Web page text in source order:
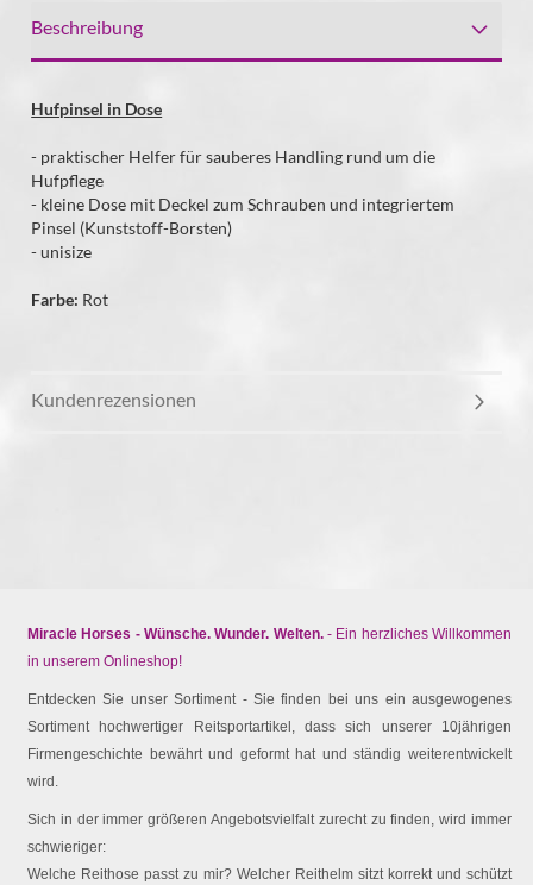
Beschreibung
Hufpinsel in Dose
- praktischer Helfer für sauberes Handling rund um die
Hufpflege
- kleine Dose mit Deckel zum Schrauben und integriertem
Pinsel (Kunststoff-Borsten)
- unisize
Farbe: Rot
Kundenrezensionen
Miracle Horses - Wünsche. Wunder. Welten.- Ein herzliches Willkommen
in unserem Onlineshop!
Entdecken Sie unser Sortiment - Sie finden bei uns ein ausgewogenes
Sortiment hochwertiger Reitsportartikel, dass sich unserer 10jährigen
Firmengeschichte bewährt und geformt hat und ständig weiterentwickelt
wird.
Sich in der immer größeren Angebotsvielfalt zurecht zu finden, wird immer
schwieriger:
Welche Reithose passt zu mir? Welcher Reithelm sitzt korrekt und schützt